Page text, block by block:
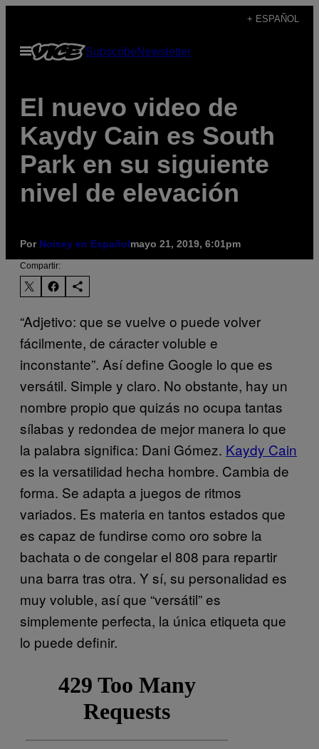
contenido
+ ESPAÑOL
Abrir
Menú
SubscribeNewsletter
El nuevo video de
Kaydy Cain es South
Park en su siguiente
nivel de elevación
Por Noisey en Españolmayo 21, 2019, 6:01pm
Compartir:
“Adjetivo: que se vuelve o puede volver
fácilmente, de cáracter voluble e
inconstante”. Así define Google lo que es
versátil. Simple y claro. No obstante, hay un
nombre propio que quizás no ocupa tantas
sílabas y redondea de mejor manera lo que
la palabra significa: Dani Gómez. Kaydy Cain
es la versatilidad hecha hombre. Cambia de
forma. Se adapta a juegos de ritmos
variados. Es materia en tantos estados que
es capaz de fundirse como oro sobre la
bachata o de congelar el 808 para repartir
una barra tras otra. Y sí, su personalidad es
muy voluble, así que “versátil” es
simplemente perfecta, la única etiqueta que
lo puede definir.